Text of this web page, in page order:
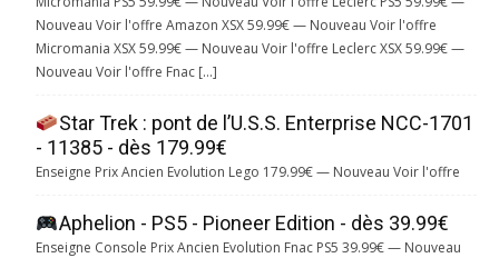
Nouveau Voir l'offre Amazon XSX 59.99€ — Nouveau Voir l'offre
Micromania XSX 59.99€ — Nouveau Voir l'offre Leclerc XSX 59.99€ —
Nouveau Voir l'offre Fnac […]
Star Trek : pont de l’U.S.S. Enterprise NCC-1701
- 11385 - dès 179.99€
Enseigne Prix Ancien Evolution Lego 179.99€ — Nouveau Voir l'offre
Aphelion - PS5 - Pioneer Edition - dès 39.99€
Enseigne Console Prix Ancien Evolution Fnac PS5 39.99€ — Nouveau